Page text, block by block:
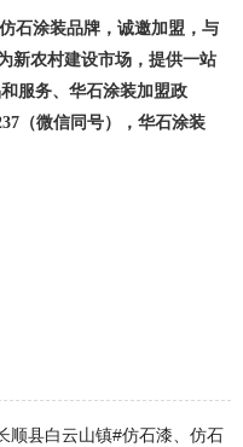
石涂装品牌，诚邀加盟，与
新农村建设市场，提供一站
服务、华石涂装加盟政
（微信同号），华石涂装
顺县白云山镇#仿石漆、仿石